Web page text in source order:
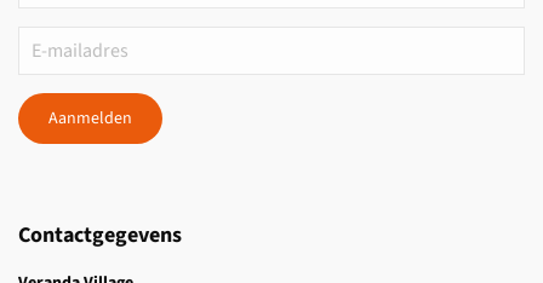
Aanmelden
Contactgegevens